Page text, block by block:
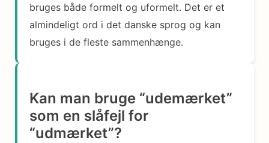
bruges både formelt og uformelt. Det er et
almindeligt ord i det danske sprog og kan
bruges i de fleste sammenhænge.
Kan man bruge “udemærket”
som en slåfejl for
“udmærket”?